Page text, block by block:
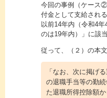
今回の事例（ケース
付金として支給され
以前14年内（令和4
のは19年内）」に該当
従って、（２）の本文
「なお、次に掲げ
の退職手当等の勤
た退職所得控除額